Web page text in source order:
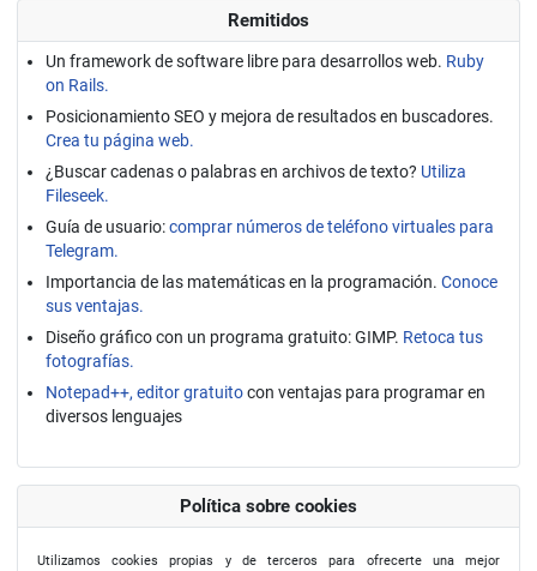
Remitidos
Un framework de software libre para desarrollos web. Ruby
on Rails.
Posicionamiento SEO y mejora de resultados en buscadores.
Crea tu página web.
¿Buscar cadenas o palabras en archivos de texto? Utiliza
Fileseek.
Guía de usuario:comprar números de teléfono virtuales para
Telegram.
Importancia de las matemáticas en la programación. Conoce
sus ventajas.
Diseño gráfico con un programa gratuito: GIMP. Retoca tus
fotografías.
Notepad++, editor gratuitocon ventajas para programar en
diversos lenguajes
Política sobre cookies
Utilizamos cookies propias y de terceros para ofrecerte una mejor